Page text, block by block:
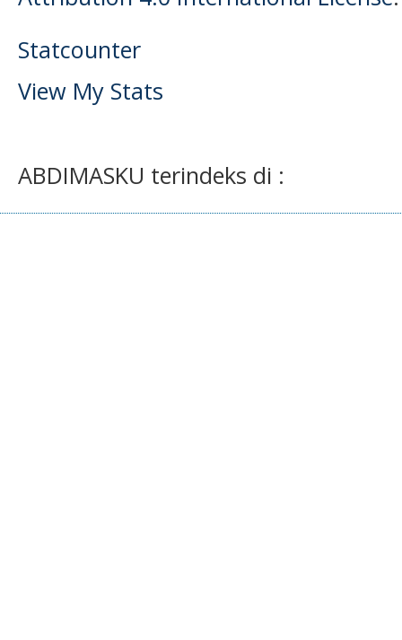
Statcounter
View My Stats
ABDIMASKU terindeks di :